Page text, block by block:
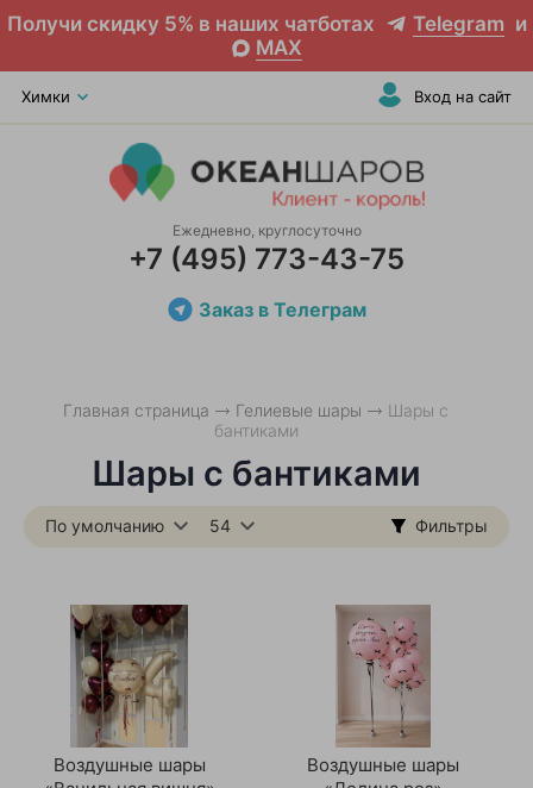
Получи скидку 5% в наших чатботах Telegram и
MAX
Химки Вход на сайт
Ежедневно, круглосуточно
+7 (495) 773-43-75
Заказ в Телеграм
Главная страница Гелиевые шары
Шары с
бантиками
Шары с бантиками
Фильтры
По умолчанию 54
Воздушные шары
Воздушные шары